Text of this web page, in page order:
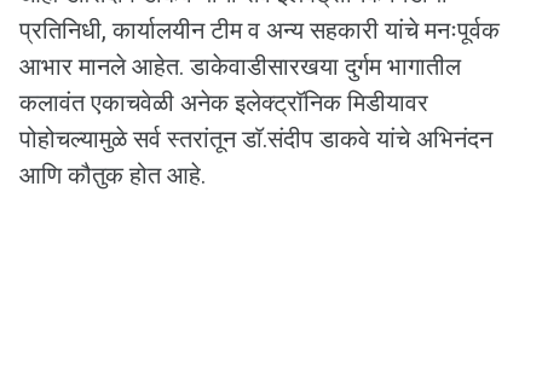
प्रतिनिधी, कार्यालयीन टीम व अन्य सहकारी यांचे मनःपूर्वक
आभार मानले आहेत. डाकेवाडीसारखया दुर्गम भागातील
कलावंत एकाचवेळी अनेक इलेक्ट्राॅनिक मिडीयावर
पोहोचल्यामुळे सर्व स्तरांतून डाॅ.संदीप डाकवे यांचे अभिनंदन
आणि कौतुक होत आहे.